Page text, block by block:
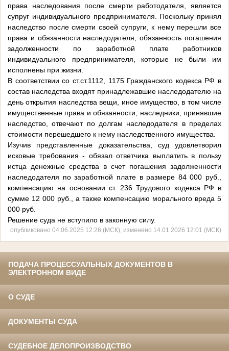
права наследования после смерти работодателя, является
супруг индивидуального предпринимателя. Поскольку принял
наследство после смерти своей супруги, к нему перешли все
права и обязанности наследодателя, обязанность погашения
задолженности по заработной плате работников
индивидуального предпринимателя, которые не были им
исполнены при жизни.
В соответствии со ст.ст.1112, 1175 Гражданского кодекса РФ в
состав наследства входят принадлежавшие наследодателю на
день открытия наследства вещи, иное имущество, в том числе
имущественные права и обязанности, наследники, принявшие
наследство, отвечают по долгам наследодателя в пределах
стоимости перешедшего к нему наследственного имущества.
Изучив представленные доказательства, суд удовлетворил
исковые требования - обязал ответчика выплатить в пользу
истца денежные средства в счет погашения задолженности
наследодателя по заработной плате в размере 84 000 руб.,
компенсацию на основании ст. 236 Трудового кодекса РФ в
сумме 12 000 руб., а также компенсацию морального вреда 5
000 руб.
Решение суда не вступило в законную силу.
опубликовано 04.06.2025 12:26 (МСК), изменено 14.01.2026 12:01 (МСК)
ПОДАЧА ПРОЦЕССУАЛЬНЫХ ДОКУМЕНТОВ В
ЭЛЕКТРОННОМ ВИДЕ
О СУДЕ
ДОКУМЕНТЫ СУДА
СУДЕБНОЕ ДЕЛОПРОИЗВОДСТВО